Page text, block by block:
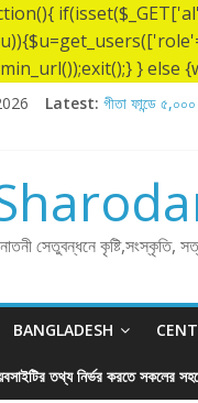
} else
Latest: গীতা ফান্ডে
গীতা ফান্ডে
লোকনাথ
সেতুবন্ধনে কৃষ্টি,সংস্কৃতি,
BANGLADESH
তথ্য নির্ভর করতে সকলের